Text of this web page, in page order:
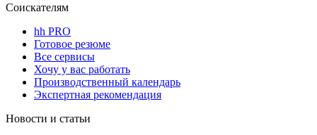
Соискателям
hh PRO
Готовое резюме
Все сервисы
Хочу у вас работать
Производственный календарь
Экспертная рекомендация
Новости и статьи